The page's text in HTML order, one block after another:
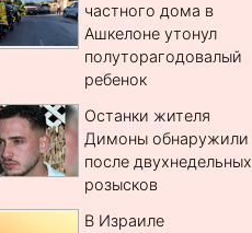
частного дома в
Ашкелоне утонул
полуторагодовалый
ребенок
Останки жителя
Димоны обнаружили
после двухнедельных
розысков
В Израиле